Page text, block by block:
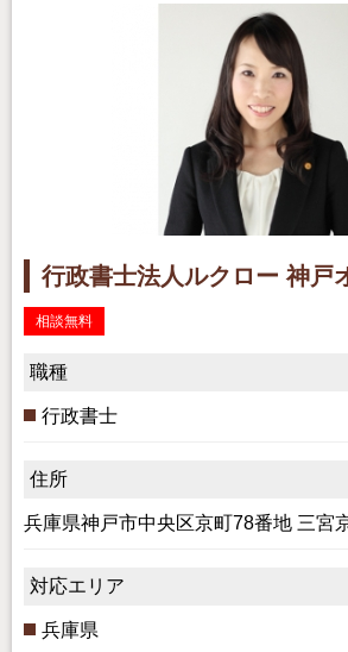
行政書士法人ルクロー 神戸
相談無料
職種
行政書士
住所
兵庫県神戸市中央区京町78番地 三
対応エリア
兵庫県